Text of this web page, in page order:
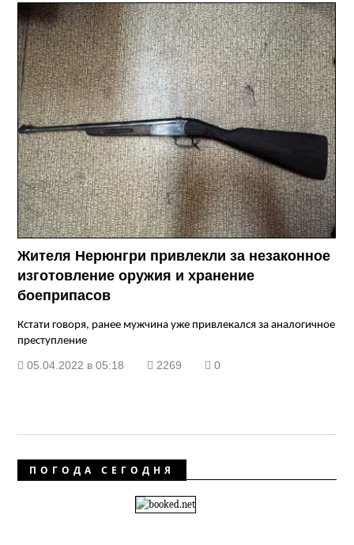
Жителя Нерюнгри привлекли за незаконное
изготовление оружия и хранение
боеприпасов
Кстати говоря, ранее мужчина уже привлекался за аналогичное
преступление
05.04.2022 в 05:18 2269 0
ПОГОДА СЕГОДНЯ